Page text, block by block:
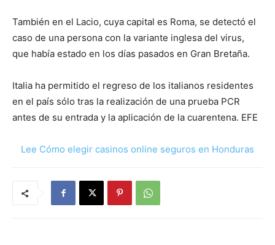
También en el Lacio, cuya capital es Roma, se detectó el
caso de una persona con la variante inglesa del virus,
que había estado en los días pasados en Gran Bretaña.
Italia ha permitido el regreso de los italianos residentes
en el país sólo tras la realización de una prueba PCR
antes de su entrada y la aplicación de la cuarentena. EFE
Lee Cómo elegir casinos online seguros en Honduras